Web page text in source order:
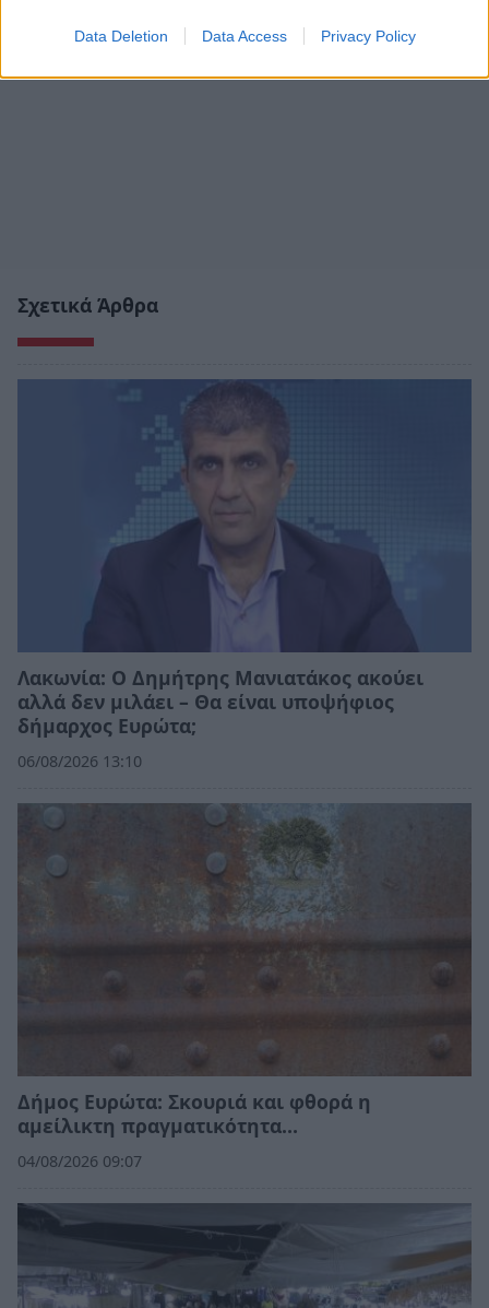
Data Deletion Data Access Privacy Policy
Σχετικά Άρθρα
Λακωνία: Ο Δημήτρης Μανιατάκος ακούει
αλλά δεν μιλάει – Θα είναι υποψήφιος
δήμαρχος Ευρώτα;
06/08/2026 13:10
Δήμος Ευρώτα: Σκουριά και φθορά η
αμείλικτη πραγματικότητα…
04/08/2026 09:07